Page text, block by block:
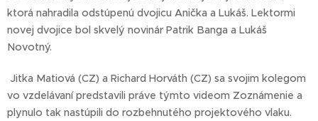
ktorá nahradila odstúpenú dvojicu Anička a Lukáš. Lektormi
novej dvojice bol skvelý novinár Patrik Banga a Lukáš
Novotný.
Jitka Matiová (CZ) a Richard Horváth (CZ) sa svojim kolegom
vo vzdelávaní predstavili práve týmto videom Zoznámenie a
plynulo tak nastúpili do rozbehnutého projektového vlaku.